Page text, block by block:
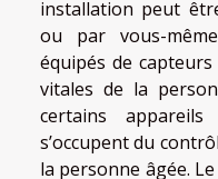
installation peut
ou par vous-
équipés de
vitales de la
certains
s’occupent du
la personne âgée.